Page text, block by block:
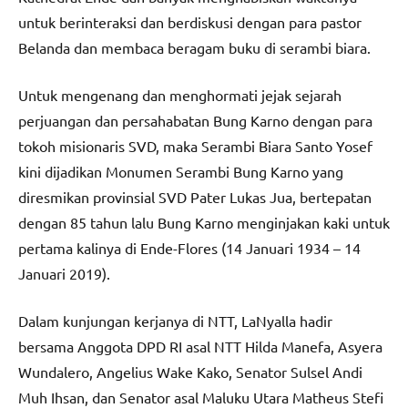
untuk berinteraksi dan berdiskusi dengan para pastor
Belanda dan membaca beragam buku di serambi biara.
Untuk mengenang dan menghormati jejak sejarah
perjuangan dan persahabatan Bung Karno dengan para
tokoh misionaris SVD, maka Serambi Biara Santo Yosef
kini dijadikan Monumen Serambi Bung Karno yang
diresmikan provinsial SVD Pater Lukas Jua, bertepatan
dengan 85 tahun lalu Bung Karno menginjakan kaki untuk
pertama kalinya di Ende-Flores (14 Januari 1934 – 14
Januari 2019).
Dalam kunjungan kerjanya di NTT, LaNyalla hadir
bersama Anggota DPD RI asal NTT Hilda Manefa, Asyera
Wundalero, Angelius Wake Kako, Senator Sulsel Andi
Muh Ihsan, dan Senator asal Maluku Utara Matheus Stefi